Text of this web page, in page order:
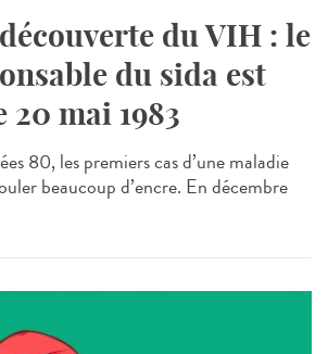
du VIH : le
du sida est
mai 1983
80, les premiers cas d’une maladie
beaucoup d’encre. En décembre